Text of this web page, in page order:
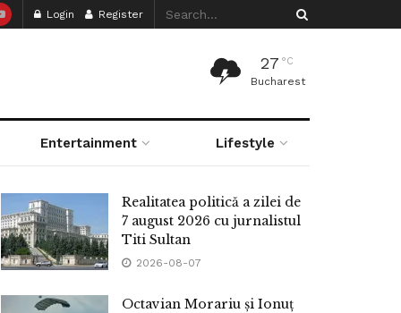
Login Register
27 °C
Bucharest
Entertainment Lifestyle
Realitatea politică a zilei de
7 august 2026 cu jurnalistul
Titi Sultan
2026-08-07
Octavian Morariu și Ionuț